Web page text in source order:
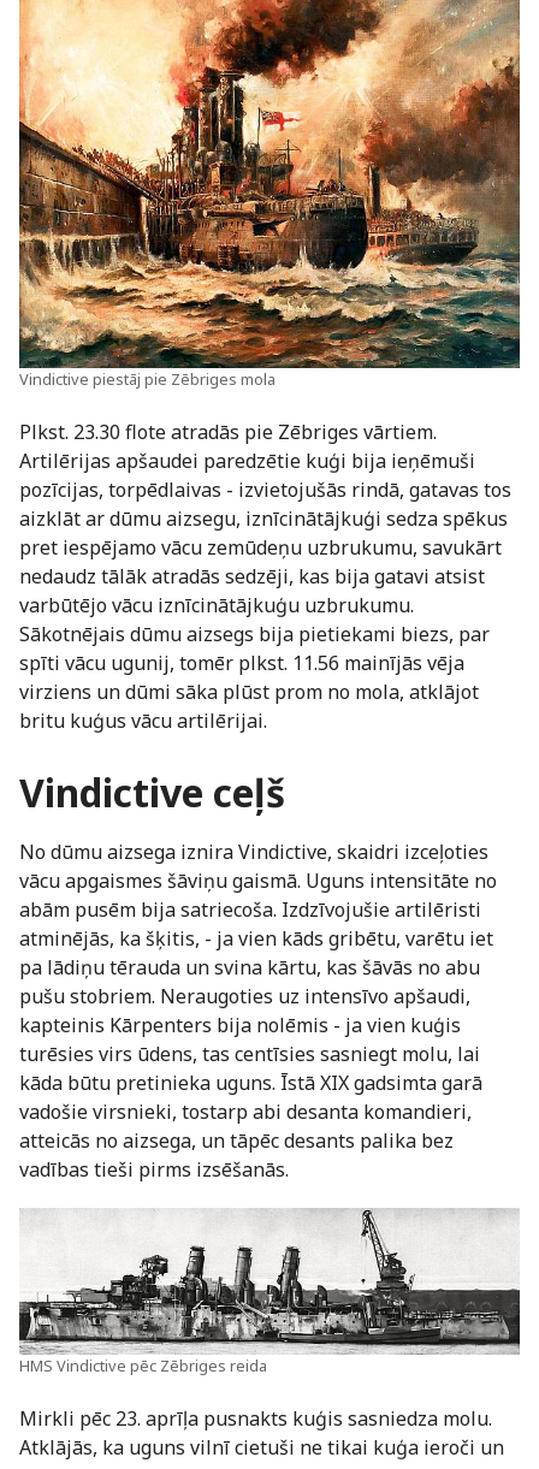
Vindictive piestāj pie Zēbriges mola
Plkst. 23.30 flote atradās pie Zēbriges vārtiem.
Artilērijas apšaudei paredzētie kuģi bija ieņēmuši
pozīcijas, torpēdlaivas - izvietojušās rindā, gatavas tos
aizklāt ar dūmu aizsegu, iznīcinātājkuģi sedza spēkus
pret iespējamo vācu zemūdeņu uzbrukumu, savukārt
nedaudz tālāk atradās sedzēji, kas bija gatavi atsist
varbūtējo vācu iznīcinātājkuģu uzbrukumu.
Sākotnējais dūmu aizsegs bija pietiekami biezs, par
spīti vācu ugunij, tomēr plkst. 11.56 mainījās vēja
virziens un dūmi sāka plūst prom no mola, atklājot
britu kuģus vācu artilērijai.
Vindictive ceļš
No dūmu aizsega iznira Vindictive, skaidri izceļoties
vācu apgaismes šāviņu gaismā. Uguns intensitāte no
abām pusēm bija satriecoša. Izdzīvojušie artilēristi
atminējās, ka šķitis, - ja vien kāds gribētu, varētu iet
pa lādiņu tērauda un svina kārtu, kas šāvās no abu
pušu stobriem. Neraugoties uz intensīvo apšaudi,
kapteinis Kārpenters bija nolēmis - ja vien kuģis
turēsies virs ūdens, tas centīsies sasniegt molu, lai
kāda būtu pretinieka uguns. Īstā XIX gadsimta garā
vadošie virsnieki, tostarp abi desanta komandieri,
atteicās no aizsega, un tāpēc desants palika bez
vadības tieši pirms izsēšanās.
HMS Vindictive pēc Zēbriges reida
Mirkli pēc 23. aprīļa pusnakts kuģis sasniedza molu.
Atklājās, ka uguns vilnī cietuši ne tikai kuģa ieroči un